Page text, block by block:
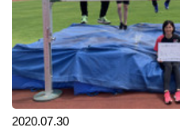
2020.07.30